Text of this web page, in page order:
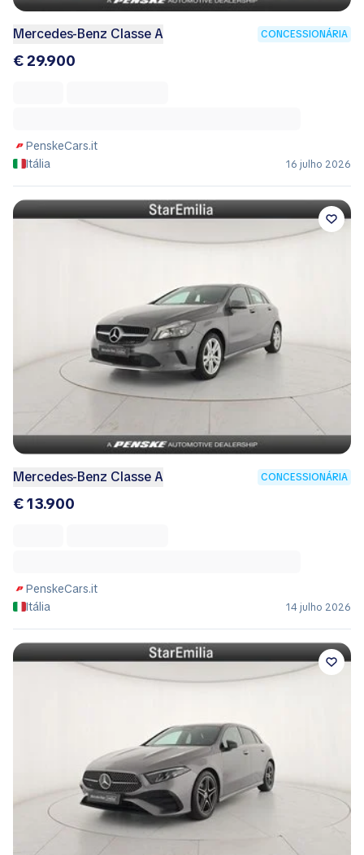
Mercedes-Benz Classe A CONCESSIONÁRIA
€ 29.900
PenskeCars.it
Itália
16 julho 2026
Mercedes-Benz Classe A CONCESSIONÁRIA
€ 13.900
PenskeCars.it
Itália
14 julho 2026